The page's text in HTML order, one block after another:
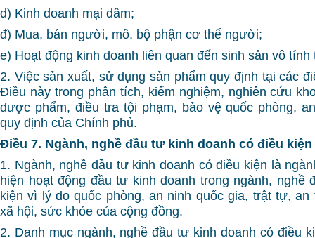
d) Kinh doanh mại dâm;
đ) Mua, bán người, mô, bộ phận cơ thể người;
e) Hoạt động kinh doanh liên quan đến sinh sản vô
2. Việc sản xuất, sử dụng sản phẩm quy định tại các
Điều này trong phân tích, kiểm nghiệm, nghiên cứu
dược phẩm, điều tra tội phạm, bảo vệ quốc phòng,
quy định của Chính phủ.
Điều 7. Ngành, nghề đầu tư kinh doanh có điều kiện
1. Ngành, nghề đầu tư kinh doanh có điều kiện là
hiện hoạt động đầu tư kinh doanh trong ngành, nghề
kiện vì lý do quốc phòng, an ninh quốc gia, trật tự,
xã hội, sức khỏe của cộng đồng.
2. Danh mục ngành, nghề đầu tư kinh doanh có điều